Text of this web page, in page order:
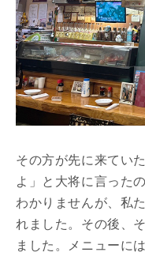
その方が先に来てい
よ」と大将に言った
わかりませんが、私
れました。その後、
ました。メニューに